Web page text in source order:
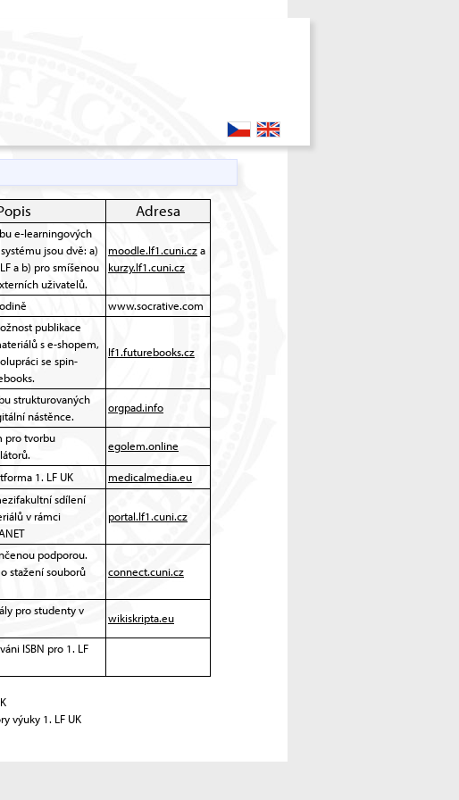
česky
Adresa
e-learningových
jsou dvě: a)
a b) pro smíšenou
uživatelů.
moodle.lf1.cuni.cza
kurzy.lf1.cuni.cz
www.socrative.com
publikace
s e-shopem,
se spin-
lf1.futurebooks.cz
strukturovaných
nástěnce.
orgpad.info
pro tvorbu
egolem.online
1. LF UK medicalmedia.eu
sdílení
v rámci
portal.lf1.cuni.cz
podporou.
stažení souborů
connect.cuni.cz
pro studenty v
wikiskripta.eu
ISBN pro 1. LF
výuky 1. LF UK